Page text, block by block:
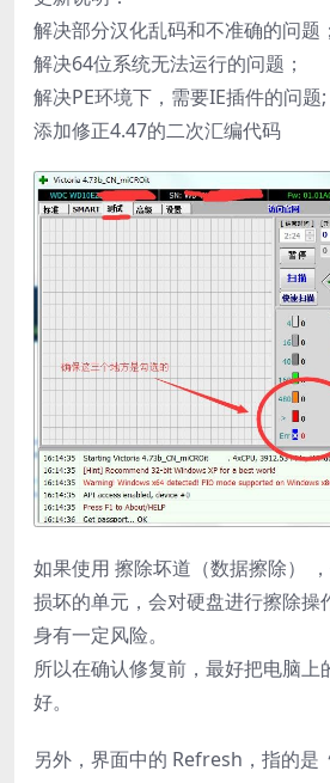
解决部分汉化乱码和不准确的问题；
解决64位系统无法运行的问题；
解决PE环境下，需要IE插件的问题;
添加修正4.47的二次汇编代码
如果使用 擦除坏道（数据擦除）
损坏的单元，会对硬盘进行擦除操
身有一定风险。
所以在确认修复前，最好把电脑上
好。
另外，界面中的 Refresh，指的是